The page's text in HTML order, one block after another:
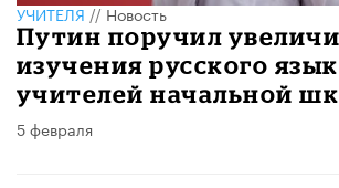
УЧИТЕЛЯ//Новость
Путин поручил
изучения русского
учителей начальной
5 февраля